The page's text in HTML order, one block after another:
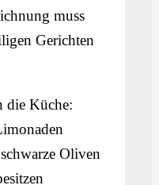
muss
Gerichten
die Küche:
Oliven